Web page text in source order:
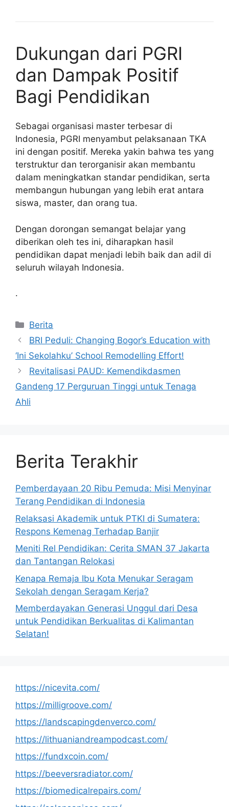
Dukungan dari PGRI
dan Dampak Positif
Bagi Pendidikan
Sebagai organisasi master terbesar di
Indonesia, PGRI menyambut pelaksanaan TKA
ini dengan positif. Mereka yakin bahwa tes yang
terstruktur dan terorganisir akan membantu
dalam meningkatkan standar pendidikan, serta
membangun hubungan yang lebih erat antara
siswa, master, dan orang tua.
Dengan dorongan semangat belajar yang
diberikan oleh tes ini, diharapkan hasil
pendidikan dapat menjadi lebih baik dan adil di
seluruh wilayah Indonesia.
.
Kategori
Berita
BRI Peduli: Changing Bogor’s Education with
‘Ini Sekolahku’ School Remodelling Effort!
Revitalisasi PAUD: Kemendikdasmen
Gandeng 17 Perguruan Tinggi untuk Tenaga
Ahli
Berita Terakhir
Pemberdayaan 20 Ribu Pemuda: Misi Menyinar
Terang Pendidikan di Indonesia
Relaksasi Akademik untuk PTKI di Sumatera:
Respons Kemenag Terhadap Banjir
Meniti Rel Pendidikan: Cerita SMAN 37 Jakarta
dan Tantangan Relokasi
Kenapa Remaja Ibu Kota Menukar Seragam
Sekolah dengan Seragam Kerja?
Memberdayakan Generasi Unggul dari Desa
untuk Pendidikan Berkualitas di Kalimantan
Selatan!
https://nicevita.com/
https://milligroove.com/
https://landscapingdenverco.com/
https://lithuaniandreampodcast.com/
https://fundxcoin.com/
https://beeversradiator.com/
https://biomedicalrepairs.com/